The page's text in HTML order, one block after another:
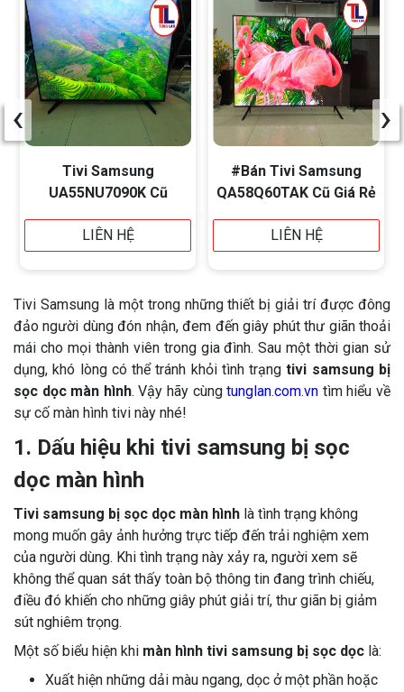
Tivi Samsung
UA55NU7090K Cũ
LIÊN HỆ
#Bán Tivi Samsung
QA58Q60TAK Cũ Giá Rẻ
LIÊN HỆ
‹ ›
Tivi Samsung là một trong những thiết bị giải trí được đông
đảo người dùng đón nhận, đem đến giây phút thư giãn thoải
mái cho mọi thành viên trong gia đình. Sau một thời gian sử
dụng, khó lòng có thể tránh khỏi tình trạngtivi samsung bị
sọc dọc màn hình. Vậy hãy cùngtunglan.com.vn tìm hiểu về
sự cố màn hình tivi này nhé!
1. Dấu hiệu khi tivi samsung bị sọc
dọc màn hình
Tivi samsung bị sọc dọc màn hình là tình trạng không
mong muốn gây ảnh hưởng trực tiếp đến trải nghiệm xem
của người dùng. Khi tình trạng này xảy ra, người xem sẽ
không thể quan sát thấy toàn bộ thông tin đang trình chiếu,
điều đó khiến cho những giây phút giải trí, thư giãn bị giảm
sút nghiêm trọng.
Một số biểu hiện khi màn hình tivi samsung bị sọc dọc là:
Xuất hiện những dải màu ngang, dọc ở một phần hoặc